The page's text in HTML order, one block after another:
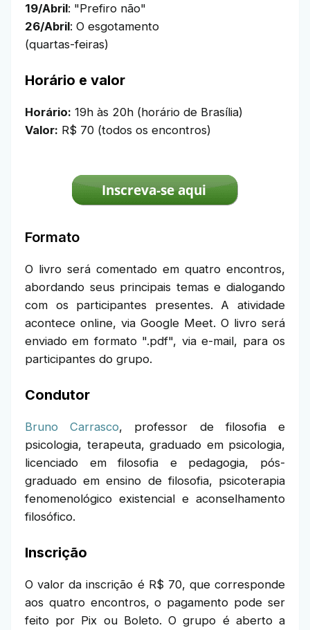
19/Abril: "Prefiro não"
26/Abril: O esgotamento
(quartas-feiras)
Horário e valor
Horário: 19h às 20h (horário de Brasília)
Valor: R$ 70 (todos os encontros)
Formato
O livro será comentado em quatro encontros,
abordando seus principais temas e dialogando
com os participantes presentes. A atividade
acontece online, via Google Meet. O livro será
enviado em formato ".pdf", via e-mail, para os
participantes do grupo.
Condutor
Bruno Carrasco, professor de filosofia e
psicologia, terapeuta, graduado em psicologia,
licenciado em filosofia e pedagogia, pós-
graduado em ensino de filosofia, psicoterapia
fenomenológico existencial e aconselhamento
filosófico.
Inscrição
O valor da inscrição é R$ 70, que corresponde
aos quatro encontros, o pagamento pode ser
feito por Pix ou Boleto. O grupo é aberto a